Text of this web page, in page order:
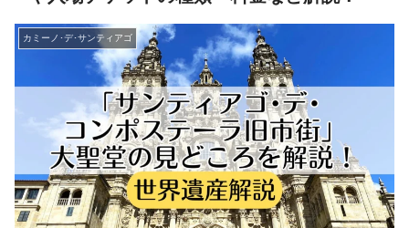
カミーノ･デ･サンティアゴ